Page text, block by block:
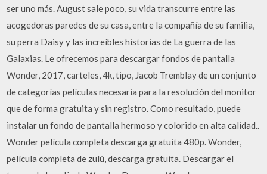
ser uno más. August sale poco, su vida transcurre entre las
acogedoras paredes de su casa, entre la compañía de su familia,
su perra Daisy y las increíbles historias de La guerra de las
Galaxias. Le ofrecemos para descargar fondos de pantalla
Wonder, 2017, carteles, 4k, tipo, Jacob Tremblay de un conjunto
de categorías películas necesaria para la resolución del monitor
que de forma gratuita y sin registro. Como resultado, puede
instalar un fondo de pantalla hermoso y colorido en alta calidad..
Wonder película completa descarga gratuita 480p. Wonder,
película completa de zulú, descarga gratuita. Descargar el